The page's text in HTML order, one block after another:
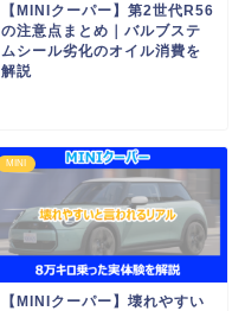
【MINIクーパー】第2世代R56
の注意点まとめ｜バルブステ
ムシール劣化のオイル消費を
解説
MINI
【MINIクーパー】壊れやすい